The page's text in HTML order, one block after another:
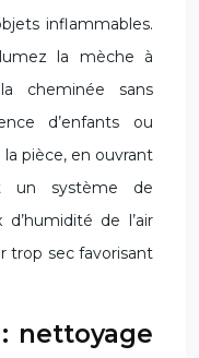
inflammables.
la mèche à
cheminée sans
d’enfants ou
pièce, en ouvrant
un système de
de l’air
trop sec favorisant
nettoyage